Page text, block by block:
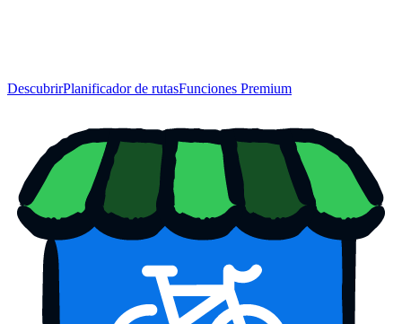
DescubrirPlanificador de rutasFunciones Premium